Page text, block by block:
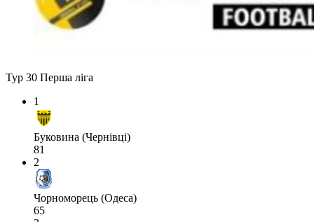
Тур 30 Перша ліга
1
Буковина (Чернівці)
81
2
Чорноморець (Одеса)
65